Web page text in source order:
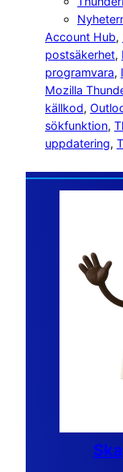
Account Hub,
postsäkerhet,
programvara,
Mozilla
källkod,
sökfunktion,
uppdatering,